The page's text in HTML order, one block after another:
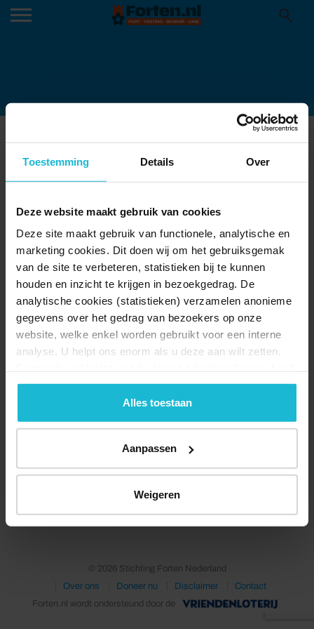
Toestemming Details Over
Deze website maakt gebruik van cookies
Deze site maakt gebruik van functionele, analytische en
marketing cookies. Dit doen wij om het gebruiksgemak
van de site te verbeteren, statistieken bij te kunnen
houden en inzicht te krijgen in bezoekgedrag. De
analytische cookies (statistieken) verzamelen anonieme
gegevens over het gedrag van bezoekers op onze
website, welke enkel worden gebruikt voor een interne
analyse. U helpt ons enorm als u deze aan wilt zetten.
geen commerciële doelstelling. U kunt deze cookies via
de knoppen accepteren, beheren of weigeren.
Alles toestaan
Aanpassen
Weigeren
Utrecht, 9 september 2022 Openlucht bioscoopvoorstelling in
© 2026 Stichting Forten Nederland
Over ons
Doneer nu Disclaimer
Contact
Forten.nl wordt ondersteund door de